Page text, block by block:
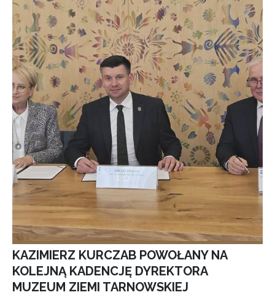
KAZIMIERZ KURCZAB POWOŁANY NA
KOLEJNĄ KADENCJĘ DYREKTORA
MUZEUM ZIEMI TARNOWSKIEJ